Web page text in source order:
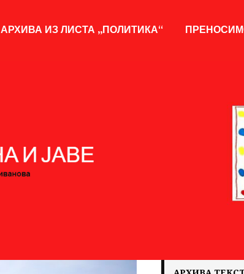
АРХИВА ИЗ ЛИСТА „ПОЛИТИКА“